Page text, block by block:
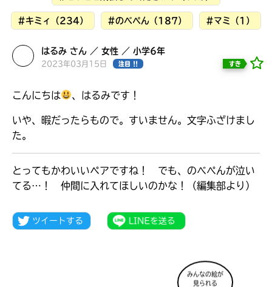
本を飛び出して
みんなとおしゃべり
#キミィ（234） #のべぺん（187） #マミ（1）
はるみ さん ／ 女性 ／ 小学6年
2023年03月15日 注目 !! すき
こんにちは 、はるみです！
いや、暇だったらもので。すいません。文字ふざけまし
た。
とってもかわいいペアですね！ でも、のべぺんが泣い
てる…！ 仲間に入れてほしいのかな！（編集部より）
みんなの絵が
見られる